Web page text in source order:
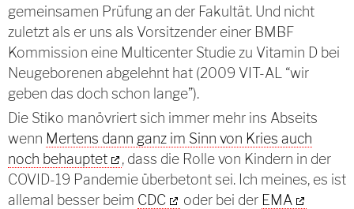
gemeinsamen Prüfung an der Fakultät. Und nicht
zuletzt als er uns als Vorsitzender einer BMBF
Kommission eine Multicenter Studie zu Vitamin D bei
Neugeborenen abgelehnt hat (2009 VIT-AL “wir
geben das doch schon lange”).
Die Stiko manövriert sich immer mehr ins Abseits
wenn Mertens dann ganz im Sinn von Kries auch
noch behauptet
, dass die Rolle von Kindern in der
COVID-19 Pandemie überbetont sei. Ich meines, es ist
allemal besser beim CDC oder bei der EMA